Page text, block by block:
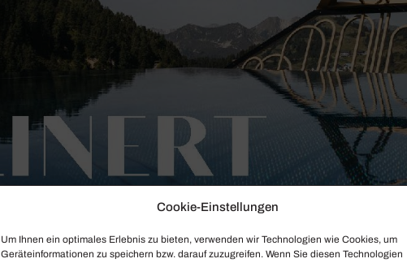
Cookie-Einstellungen
Um Ihnen ein optimales Erlebnis zu bieten, verwenden wir Technologien wie Cookies, um
Geräteinformationen zu speichern bzw. darauf zuzugreifen. Wenn Sie diesen Technologien